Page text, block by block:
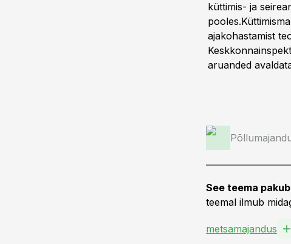
küttimis- ja
ajakohastamist
aruanded
See teema
teemal ilmub
metsamajandus